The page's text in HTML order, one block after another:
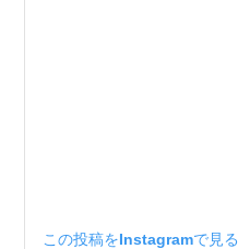
この投稿をInstagramで見る